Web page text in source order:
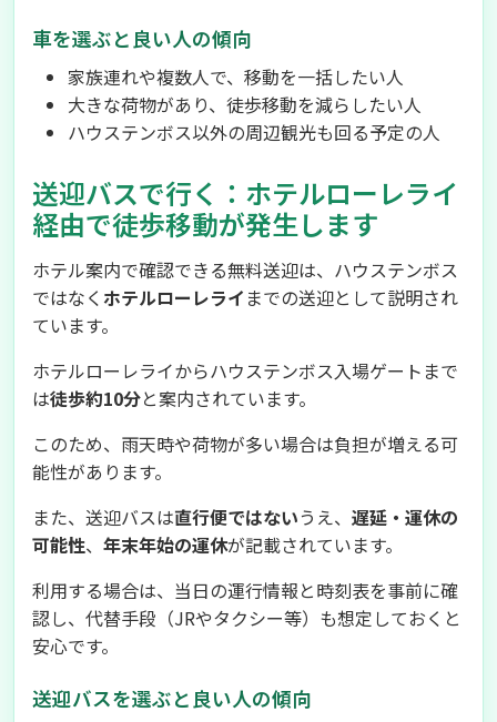
車を選ぶと良い人の傾向
家族連れや複数人で、移動を一括したい人
大きな荷物があり、徒歩移動を減らしたい人
ハウステンボス以外の周辺観光も回る予定の人
送迎バスで行く：ホテルローレライ
経由で徒歩移動が発生します
ホテル案内で確認できる無料送迎は、ハウステンボス
ではなく ホテルローレライ までの送迎として説明され
ています。
ホテルローレライからハウステンボス入場ゲートまで
は徒歩約10分と案内されています。
このため、雨天時や荷物が多い場合は負担が増える可
能性があります。
また、送迎バスは直行便ではないうえ、 遅延・運休の
可能性、 年末年始の運休が記載されています。
利用する場合は、当日の運行情報と時刻表を事前に確
認し、代替手段（JRやタクシー等）も想定しておくと
安心です。
送迎バスを選ぶと良い人の傾向